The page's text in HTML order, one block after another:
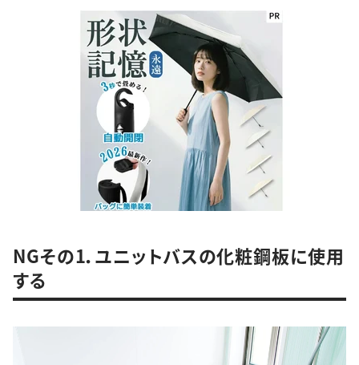
NGその1．ユニットバスの化粧鋼板に使用
する